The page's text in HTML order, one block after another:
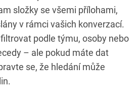
složky se všemi přílohami,
v rámci vašich konverzací.
podle týmu, osoby nebo
– ale pokud máte dat
se, že hledání může